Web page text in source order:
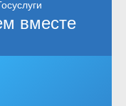
вместе